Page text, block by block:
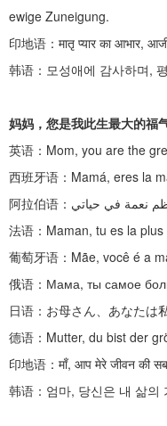
ewige Zuneigung.
印地语： मातृ प्यार का आभार,
韩语：모성애에 감사하며,
妈妈，您是我此生最大的福气
英语： Mom, you are the
西班牙语： Mamá, eres la
阿拉伯语：
法语： Maman, tu es la
葡萄牙语： Mãe, você é a
俄语： Мама, ты самое
日语：お母さん、あなたは
德语： Mutter, du bist der
印地语： माँ, आप मेरे जीवन की
韩语：엄마, 당신은 내 삶의